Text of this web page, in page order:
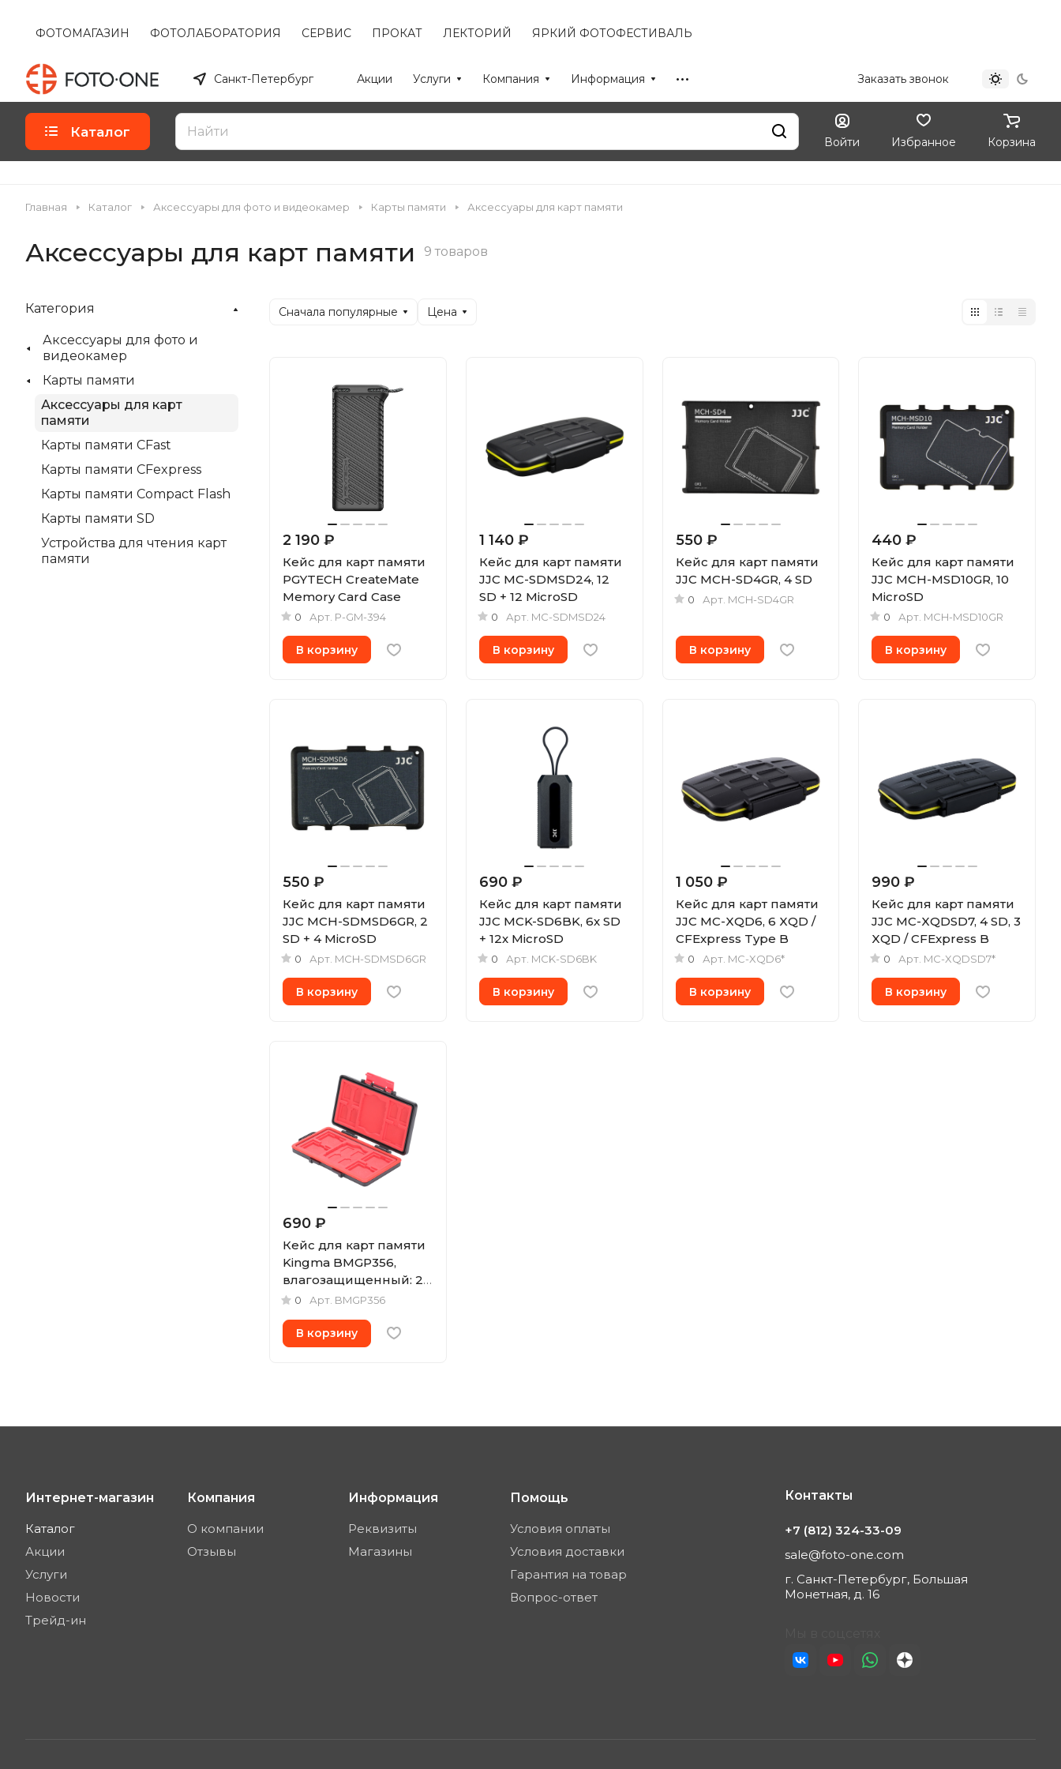
ФОТОМАГАЗИН ФОТОЛАБОРАТОРИЯ СЕРВИС ПРОКАТ ЛЕКТОРИЙ ЯРКИЙ ФОТОФЕСТИВАЛЬ
Санкт-Петербург Акции Услуги Компания Информация Заказать звонок
Каталог
Войти Избранное Корзина
Главная Каталог Аксессуары для фото и видеокамер Карты памяти Аксессуары для карт памяти
Аксессуары для карт памяти 9 товаров
Сначала популярные Цена
2 190 ₽
Кейс для карт памяти
PGYTECH CreateMate
Memory Card Case
0 Арт. P-GM-394
В корзину
1 140 ₽
Кейс для карт памяти
JJC MC-SDMSD24, 12
SD + 12 MicroSD
0 Арт. MC-SDMSD24
В корзину
550 ₽
Кейс для карт памяти
JJC MCH-SD4GR, 4 SD
0 Арт. MCH-SD4GR
В корзину
440 ₽
Кейс для карт памяти
JJC MCH-MSD10GR, 10
MicroSD
0 Арт. MCH-MSD10GR
В корзину
550 ₽
Кейс для карт памяти
JJC MCH-SDMSD6GR, 2
SD + 4 MicroSD
0 Арт. MCH-SDMSD6GR
В корзину
690 ₽
Кейс для карт памяти
JJC MCK-SD6BK, 6х SD
+ 12х MicroSD
0 Арт. MCK-SD6BK
В корзину
1 050 ₽
Кейс для карт памяти
JJC MC-XQD6, 6 XQD /
CFExpress Type B
0 Арт. MC-XQD6*
В корзину
990 ₽
Кейс для карт памяти
JJC MC-XQDSD7, 4 SD, 3
XQD / CFExpress B
0 Арт. MC-XQDSD7*
В корзину
690 ₽
Кейс для карт памяти
Kingma BMGP356,
влагозащищенный: 2х
CFE-B + 8x SD + 10
0 Арт. BMGP356
В корзину
Категория
Аксессуары для фото и
видеокамер
Карты памяти
Аксессуары для карт
памяти
Карты памяти CFast
Карты памяти CFexpress
Карты памяти Compact Flash
Карты памяти SD
Устройства для чтения карт
памяти
Интернет-магазин
Каталог
Акции
Услуги
Новости
Трейд-ин
Компания
О компании
Отзывы
Информация
Реквизиты
Магазины
Помощь
Условия оплаты
Условия доставки
Гарантия на товар
Вопрос-ответ
Контакты
+7 (812) 324-33-09
sale@foto-one.com
г. Санкт-Петербург, Большая
Монетная, д. 16